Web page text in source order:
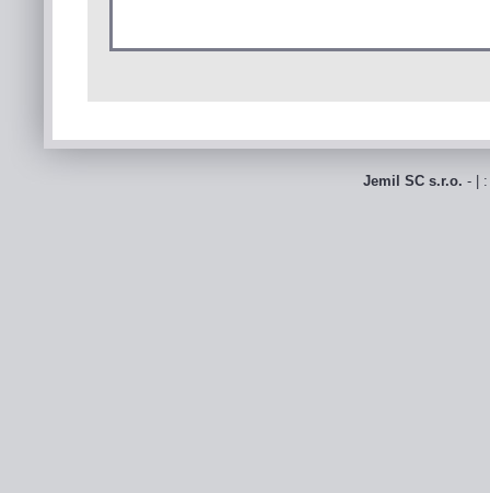
Jemil SC s.r.o. - |